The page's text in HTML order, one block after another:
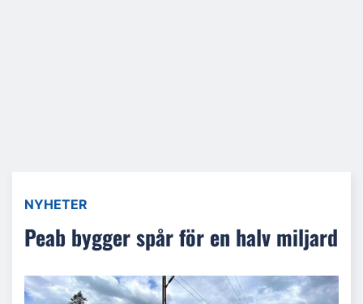
NYHETER
Peab bygger spår för en halv miljard